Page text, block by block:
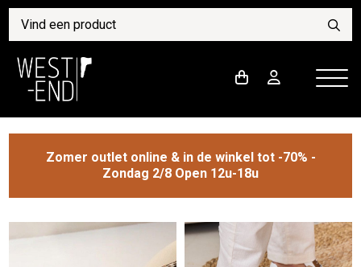
Zomer outlet online & in de winkel tot -70% -
Zondag 2/8 Open 12u-18u